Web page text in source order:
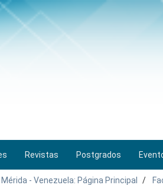
Revistas Postgrados
- Venezuela: Página Principal